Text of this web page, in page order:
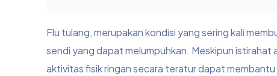
Flu tulang, merupakan kondisi yang sering kali
sendi yang dapat melumpuhkan. Meskipun istirahat
aktivitas fisik ringan secara teratur dapat